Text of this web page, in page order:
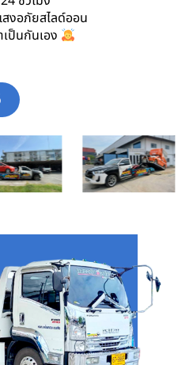
งอภัยสไลด์ออน
ป็นกันเอง